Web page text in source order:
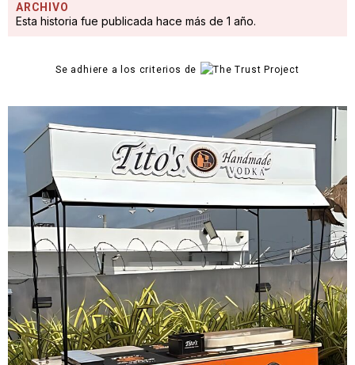
ARCHIVO
Esta historia fue publicada hace más de 1 año.
Se adhiere a los criterios de